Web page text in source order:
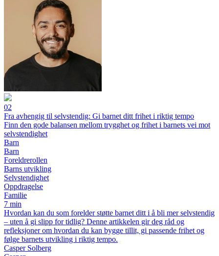
02
Fra avhengig til selvstendig: Gi barnet ditt frihet i riktig tempo
Finn den gode balansen mellom trygghet og frihet i barnets vei mot
selvstendighet
Barn
Barn
Foreldrerollen
Barns utvikling
Selvstendighet
Oppdragelse
Familie
7 min
Hvordan kan du som forelder støtte barnet ditt i å bli mer selvstendig
– uten å gi slipp for tidlig? Denne artikkelen gir deg råd og
refleksjoner om hvordan du kan bygge tillit, gi passende frihet og
følge barnets utvikling i riktig tempo.
Casper Solberg